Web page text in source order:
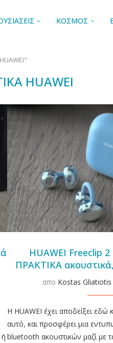
ΚΟΣΜΟΣ
HUAWEI
HUAWEI Freeclip
ΠΡΑΚΤΙΚΑ
απο Kostas Gliatiotis
Η HUAWEI έχει αποδείξει εδώ
αυτό, και προσφέρει μια
bluetooth ακουστικών μαζί με